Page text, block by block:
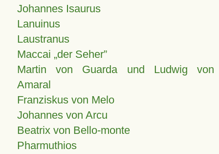
Johannes Isaurus
Lanuinus
Laustranus
Maccai „der Seher”
Martin von Guarda und Ludwig von
Amaral
Franziskus von Melo
Johannes von Arcu
Beatrix von Bello-monte
Pharmuthios